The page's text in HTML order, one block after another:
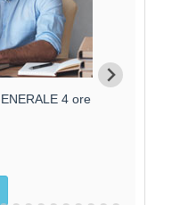
4 ore